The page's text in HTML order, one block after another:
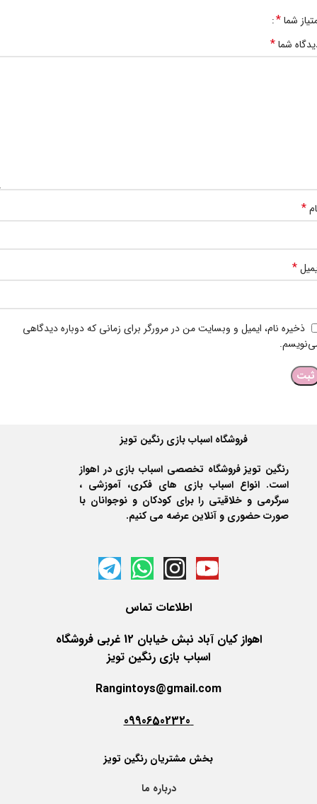
شما*
شما*
*
*
ذخیره نام، ایمیل و وبسایت من در مرورگر برای زمانی که دوباره دیدگاهی
فروشگاه اسباب بازی رنگین تویز
رنگین تویز فروشگاه تخصصی اسباب بازی در اهواز
است. انواع اسباب بازی های فکری، آموزشی ،
سرگرمی و خلاقیتی را برای کودکان و نوجوانان با
صورت حضوری و آنلاین عرضه می کنیم.
اطلاعات تماس
اهواز کیان آباد نبش خیابان 12 غربی فروشگاه
اسباب بازی رنگین تویز
Rangintoys@gmail.com
09906502320
بخش مشتریان رنگین تویز
درباره ما